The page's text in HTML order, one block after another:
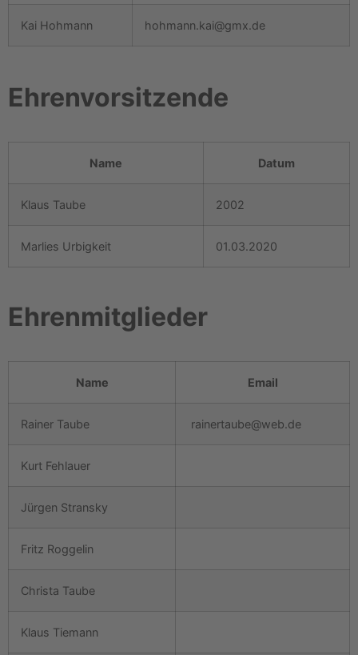
Kai Hohmann hohmann.kai@gmx.de
Ehrenvorsitzende
Name Datum
Klaus Taube 2002
Marlies Urbigkeit 01.03.2020
Ehrenmitglieder
Name Email
Rainer Taube rainertaube@web.de
Kurt Fehlauer
Jürgen Stransky
Fritz Roggelin
Christa Taube
Klaus Tiemann